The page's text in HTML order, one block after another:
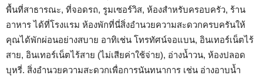
พื้นที่สาธารณะ, ที่จอดรถ, รูมเซอร์วิส, ห้องสำหรับครอบครัว, ร้าน
อาหาร ได้ที่โรงแรม ห้องพักที่นี่สิ่งอำนวยความสะดวกครบครันให้
คุณได้พักผ่อนอย่างสบาย อาทิเช่น โทรทัศน์จอแบน, อินเทอร์เน็ตไร้
สาย, อินเทอร์เน็ตไร้สาย (ไม่เสียค่าใช้จ่าย), อ่างน้ำวน, ห้องปลอด
บุหรี่. สิ่งอำนวยความสะดวกเพื่อการนันทนาการ เช่น อ่างอาบน้ำ